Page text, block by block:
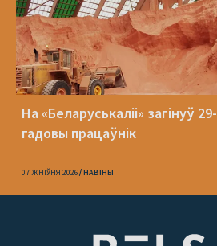
На «Беларуськаліі» загінуў 29-
гадовы працаўнік
07 ЖНІЎНЯ 2026 НАВІНЫ